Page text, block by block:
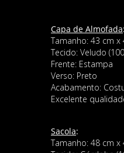
Capa de Almofada:
Tamanho: 43 cm x
Tecido: Veludo
Frente: Estampa
Verso: Preto
Acabamento:
Excelente
Sacola:
Tamanho: 48 cm x